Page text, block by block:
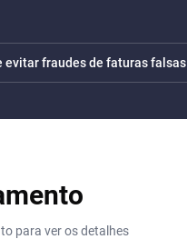
evitar fraudes de faturas falsas
para ver os detalhes